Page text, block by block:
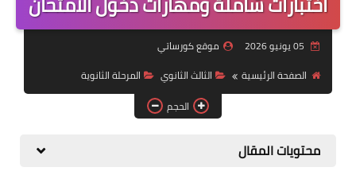
موضوعات
تكنولوجيا
موقع كورساتي
الصفحة الرئيسية
الثالث الثانوي
المرحلة الثانوية
الحجم
محتويات المقال